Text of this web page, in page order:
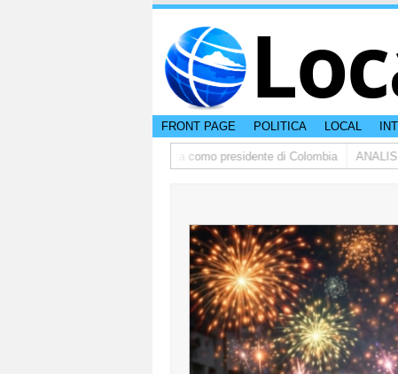
FRONT PAGE POLITICA LOCAL
de la Espriella a huramenta como presidente di Colombia ANALISIS